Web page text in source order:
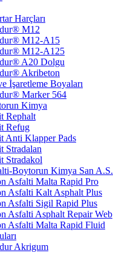
Harçları
M12
M12-A15
M12-A125
A20 Dolgu
Akribeton
İşaretleme Boyaları
Marker 564
Kimya
Rephalt
Refug
Anti Klapper Pads
Stradalan
Stradakol
Boytorun Kimya San A.S.
Asfalti Malta Rapid Pro
Asfalti Kalt Asphalt Plus
Asfalti Sigil Rapid Plus
Asfalti Asphalt Repair Web
Asfalti Malta Rapid Fluid
Akrigum